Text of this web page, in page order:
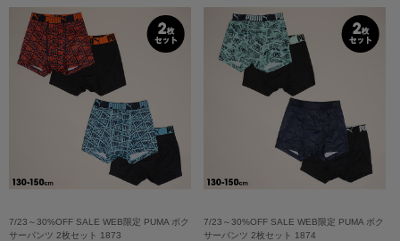
7/23～30%OFF SALE WEB限定 PUMA ボク
サーパンツ 2枚セット 1873
7/23～30%OFF SALE WEB限定 PUMA ボク
サーパンツ 2枚セット 1874